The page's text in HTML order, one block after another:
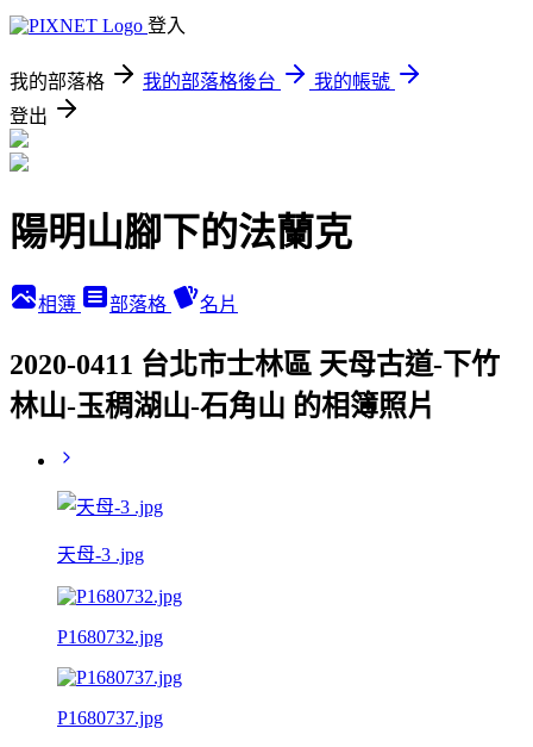
登入
我的部落格 我的部落格後台
我的帳號
登出
陽明山腳下的法蘭克
相簿 部落格 名片
2020-0411 台北市士林區 天母古道-下竹
林山-玉稠湖山-石角山 的相簿照片
天母-3 .jpg
P1680732.jpg
P1680737.jpg